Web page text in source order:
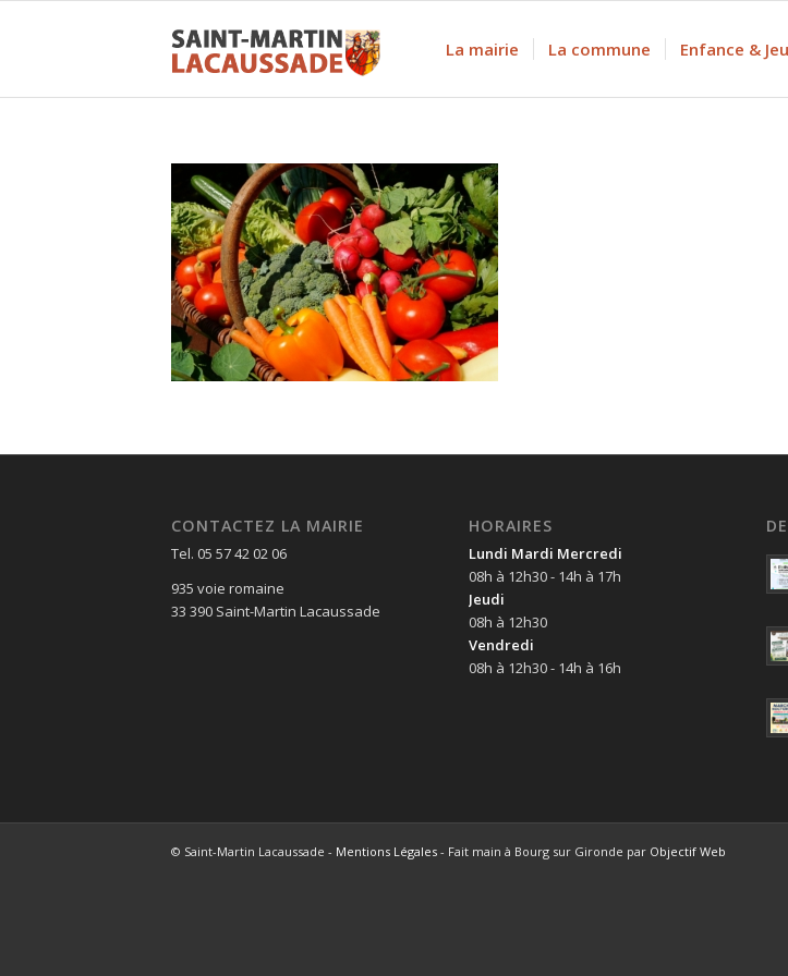
La mairie La commune Enfance &
CONTACTEZ LA MAIRIE
Tel. 05 57 42 02 06
935 voie romaine
33 390 Saint-Martin Lacaussade
HORAIRES
Lundi Mardi Mercredi
08h à 12h30 - 14h à 17h
Jeudi
08h à 12h30
Vendredi
08h à 12h30 - 14h à 16h
© Saint-Martin Lacaussade - Mentions Légales - Fait main à Bourg sur Gironde par Objectif Web